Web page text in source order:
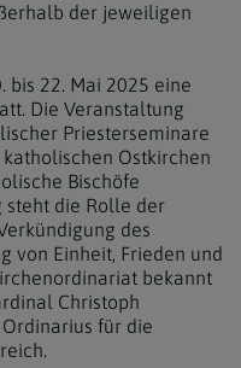
der jeweiligen
bis 22. Mai 2025 eine
Die Veranstaltung
Priesterseminare
Ostkirchen
Bischöfe
steht die Rolle der
des
von Einheit, Frieden und
bekannt
Christoph
für die